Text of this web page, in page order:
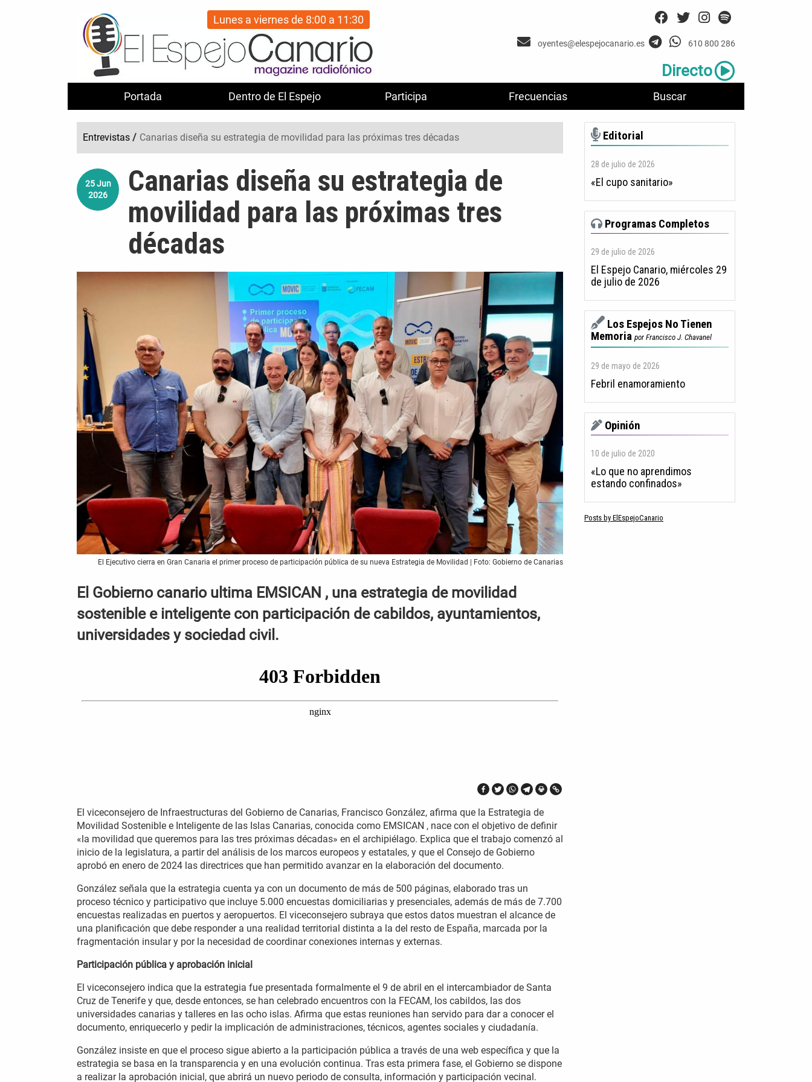
Portada Dentro de El Espejo Participa Frecuencias Buscar
Lunes a viernes de 8:00 a 11:30
oyentes@elespejocanario.es 610 800 286
Directo
Entrevistas / Canarias diseña su estrategia de movilidad para las próximas tres décadas
25 Jun
2026
Canarias diseña su estrategia de
movilidad para las próximas tres
décadas
El Ejecutivo cierra en Gran Canaria el primer proceso de participación pública de su nueva Estrategia de Movilidad | Foto: Gobierno de Canarias
El Gobierno canario ultima EMSICAN , una estrategia de movilidad
sostenible e inteligente con participación de cabildos, ayuntamientos,
universidades y sociedad civil.
El viceconsejero de Infraestructuras del Gobierno de Canarias, Francisco González, afirma que la Estrategia de
Movilidad Sostenible e Inteligente de las Islas Canarias, conocida como EMSICAN , nace con el objetivo de definir
«la movilidad que queremos para las tres próximas décadas» en el archipiélago. Explica que el trabajo comenzó al
inicio de la legislatura, a partir del análisis de los marcos europeos y estatales, y que el Consejo de Gobierno
aprobó en enero de 2024 las directrices que han permitido avanzar en la elaboración del documento.
González señala que la estrategia cuenta ya con un documento de más de 500 páginas, elaborado tras un
proceso técnico y participativo que incluye 5.000 encuestas domiciliarias y presenciales, además de más de 7.700
encuestas realizadas en puertos y aeropuertos. El viceconsejero subraya que estos datos muestran el alcance de
una planificación que debe responder a una realidad territorial distinta a la del resto de España, marcada por la
fragmentación insular y por la necesidad de coordinar conexiones internas y externas.
Participación pública y aprobación inicial
El viceconsejero indica que la estrategia fue presentada formalmente el 9 de abril en el intercambiador de Santa
Cruz de Tenerife y que, desde entonces, se han celebrado encuentros con la FECAM, los cabildos, las dos
universidades canarias y talleres en las ocho islas. Afirma que estas reuniones han servido para dar a conocer el
documento, enriquecerlo y pedir la implicación de administraciones, técnicos, agentes sociales y ciudadanía.
González insiste en que el proceso sigue abierto a la participación pública a través de una web específica y que la
estrategia se basa en la transparencia y en una evolución continua. Tras esta primera fase, el Gobierno se dispone
a realizar la aprobación inicial, que abrirá un nuevo periodo de consulta, información y participación vecinal.
Editorial
28 de julio de 2026
«El cupo sanitario»
Programas Completos
29 de julio de 2026
El Espejo Canario, miércoles 29
de julio de 2026
Los Espejos No Tienen
Memoria por Francisco J. Chavanel
29 de mayo de 2026
Febril enamoramiento
Opinión
10 de julio de 2020
«Lo que no aprendimos
estando confinados»
Posts by ElEspejoCanario